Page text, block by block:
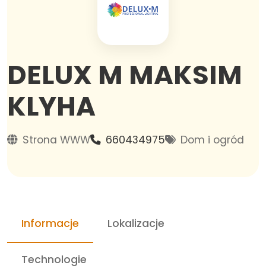
DELUX M MAKSIM
KLYHA
Strona WWW 660434975 Dom i ogród
Informacje Lokalizacje
Technologie